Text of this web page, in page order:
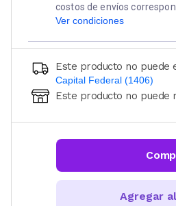
costos de envíos
Ver condiciones
Este producto no puede
Capital Federal (1406)
Ingresá código postal (sólo
Este producto no puede
Agregar